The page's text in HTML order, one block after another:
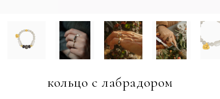
кольцо с лабрадором